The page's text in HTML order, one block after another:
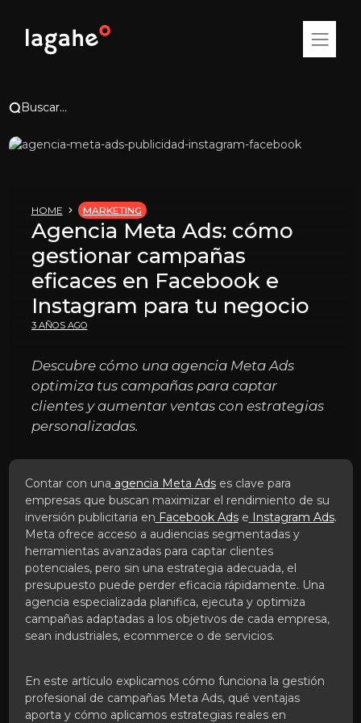
Buscar...
HOME MARKETING
Agencia Meta Ads: cómo
gestionar campañas
eficaces en Facebook e
Instagram para tu negocio
3 AÑOS AGO
Descubre cómo una agencia Meta Ads
optimiza tus campañas para captar
clientes y aumentar ventas con estrategias
personalizadas.
Contar con una agencia Meta Adses clave para
empresas que buscan maximizar el rendimiento de su
inversión publicitaria en Facebook Adse Instagram Ads.
Meta ofrece acceso a audiencias segmentadas y
herramientas avanzadas para captar clientes
potenciales, pero sin una estrategia adecuada, el
presupuesto puede perder eficacia rápidamente. Una
agencia especializada planifica, ejecuta y optimiza
campañas adaptadas a los objetivos de cada empresa,
sean industriales, ecommerce o de servicios.
En este artículo explicamos cómo funciona la gestión
profesional de campañas Meta Ads, qué ventajas
aporta y cómo aplicamos estrategias reales en